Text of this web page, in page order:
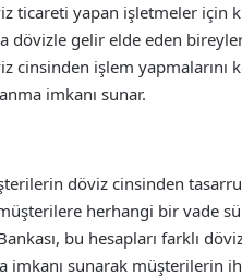
ticareti yapan işletmeler için
dövizle gelir elde eden
cinsinden işlem yapmalarını
imkanı sunar.
döviz cinsinden
herhangi bir vade
bu hesapları farklı
sunarak müşterilerin